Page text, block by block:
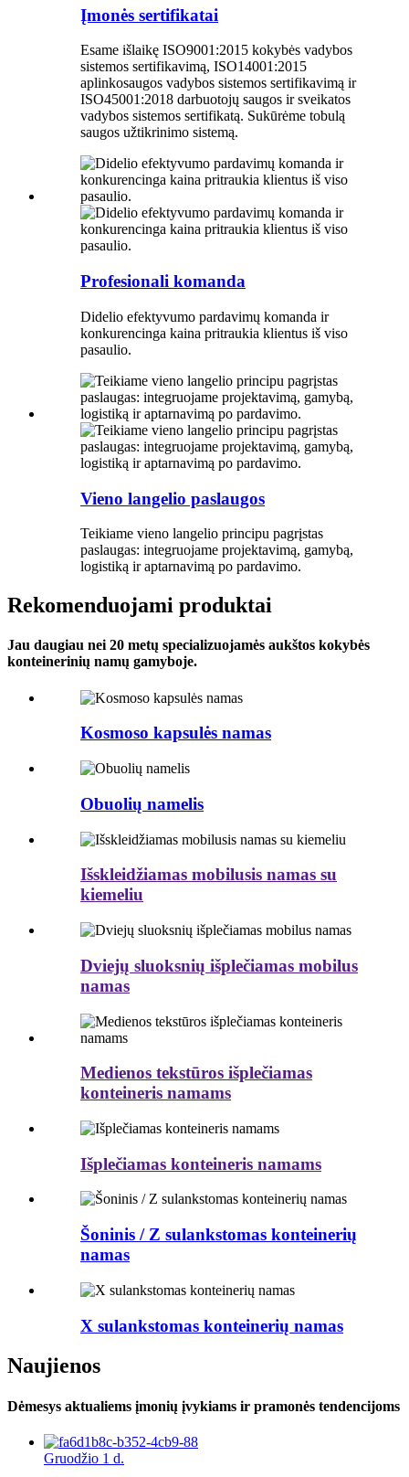
Įmonės sertifikatai
Esame išlaikę ISO9001:2015 kokybės vadybos
sistemos sertifikavimą, ISO14001:2015
aplinkosaugos vadybos sistemos sertifikavimą ir
ISO45001:2018 darbuotojų saugos ir sveikatos
vadybos sistemos sertifikatą. Sukūrėme tobulą
saugos užtikrinimo sistemą.
Profesionali komanda
Didelio efektyvumo pardavimų komanda ir
konkurencinga kaina pritraukia klientus iš viso
pasaulio.
Vieno langelio paslaugos
Teikiame vieno langelio principu pagrįstas
paslaugas: integruojame projektavimą, gamybą,
logistiką ir aptarnavimą po pardavimo.
Rekomenduojami produktai
Jau daugiau nei 20 metų specializuojamės aukštos kokybės
konteinerinių namų gamyboje.
Kosmoso kapsulės namas
Obuolių namelis
Išskleidžiamas mobilusis namas su
kiemeliu
Dviejų sluoksnių išplečiamas mobilus
namas
Medienos tekstūros išplečiamas
konteineris namams
Išplečiamas konteineris namams
Šoninis / Z sulankstomas konteinerių
namas
X sulankstomas konteinerių namas
Naujienos
Dėmesys aktualiems įmonių įvykiams ir pramonės tendencijoms
Gruodžio 1 d.